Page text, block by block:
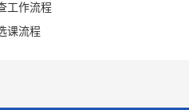
工作流程
课流程